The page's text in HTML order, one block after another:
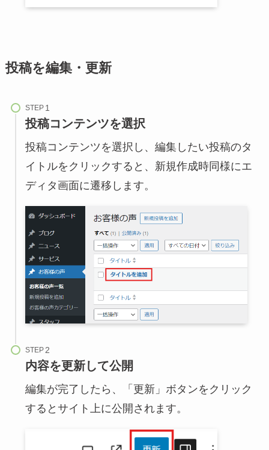
投稿を編集・更新
STEP
投稿コンテンツを選択
投稿コンテンツを選択し、編集したい投稿のタ
イトルをクリックすると、新規作成時同様にエ
ディタ画面に遷移します。
STEP
内容を更新して公開
編集が完了したら、「更新」ボタンをクリック
するとサイト上に公開されます。